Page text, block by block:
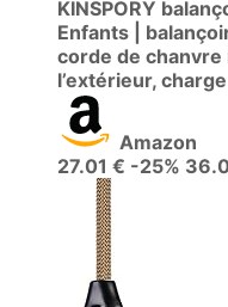
KINSPORY
Enfants |
corde de chanvre
l’extérieur,
Amazon
27.01 € -25%